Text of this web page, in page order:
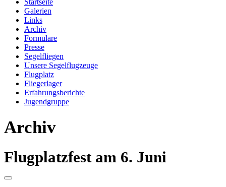
Startseite
Galerien
Links
Archiv
Formulare
Presse
Segelfliegen
Unsere Segelflugzeuge
Flugplatz
Fliegerlager
Erfahrungsberichte
Jugendgruppe
Archiv
Flugplatzfest am 6. Juni